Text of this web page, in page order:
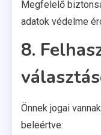
Megfelelő
adatok védelme
8.
Önnek jogai
beleértve: